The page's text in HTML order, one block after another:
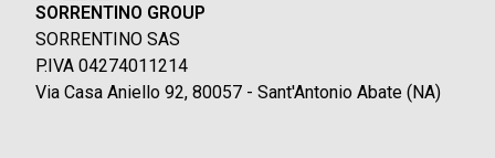
SORRENTINO GROUP
SORRENTINO SAS
P.IVA 04274011214
Via Casa Aniello 92, 80057 - Sant'Antonio Abate (NA)